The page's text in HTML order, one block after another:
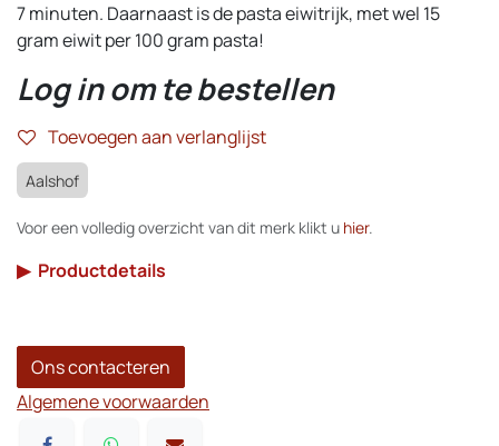
7 minuten. Daarnaast is de pasta eiwitrijk, met wel 15
gram eiwit per 100 gram pasta!
Log in om te bestellen
Toevoegen aan verlanglijst
Aalshof
Voor een volledig overzicht van dit merk klikt u hier.
▶ Productdetails
Ons contacteren
Algemene voorwaarden